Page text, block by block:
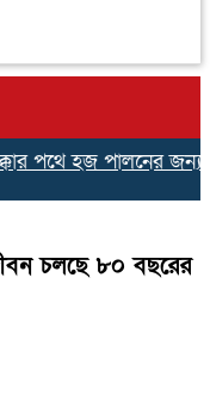
পথে হজ পালনের জন্য
চলছে ৮০ বছরের